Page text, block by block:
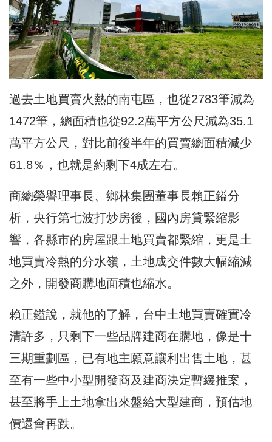
過去土地買賣火熱的南屯區，也從2783筆減為
1472筆，總面積也從92.2萬平方公尺減為35.1
萬平方公尺，對比前後半年的買賣總面積減少
61.8％，也就是約剩下4成左右。
商總榮譽理事長、鄉林集團董事長賴正鎰分
析，央行第七波打炒房後，國內房貸緊縮影
響，各縣市的房屋跟土地買賣都緊縮，更是土
地買賣冷熱的分水嶺，土地成交件數大幅縮減
之外，開發商購地面積也縮水。
賴正鎰說，就他的了解，台中土地買賣確實冷
清許多，只剩下一些品牌建商在購地，像是十
三期重劃區，已有地主願意讓利出售土地，甚
至有一些中小型開發商及建商決定暫緩推案，
甚至將手上土地拿出來盤給大型建商，預估地
價還會再跌。